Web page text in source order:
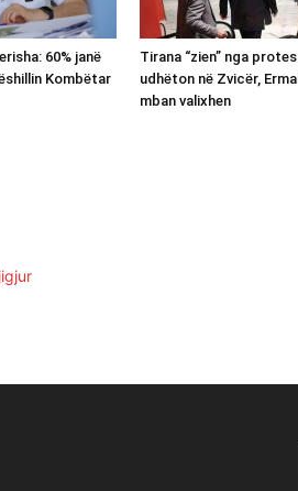
60% janë
Kombëtar
Tirana “zien” nga
udhëton në Zvicër,
mban valixhen